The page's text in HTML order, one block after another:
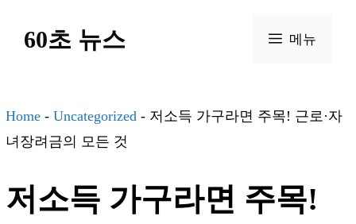
건
너
기
60초 뉴스 메뉴
Home - Uncategorized - 저소득 가구라면 주목! 근로·자
녀장려금의 모든 것
저소득 가구라면 주목!